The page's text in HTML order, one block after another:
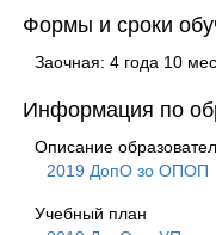
Формы и сроки
Заочная: 4 года 10
Информация по
Описание
2019 ДопО зо ОПОП
Учебный план